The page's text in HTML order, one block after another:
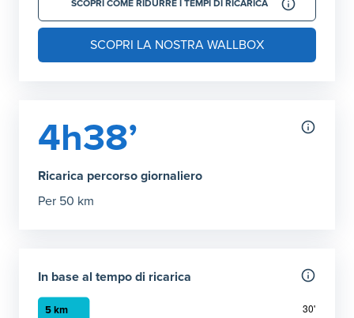
SCOPRI COME RIDURRE I TEMPI DI RICARICA
SCOPRI LA NOSTRA WALLBOX
4h38’
Ricarica percorso giornaliero
Per 50 km
In base al tempo di ricarica